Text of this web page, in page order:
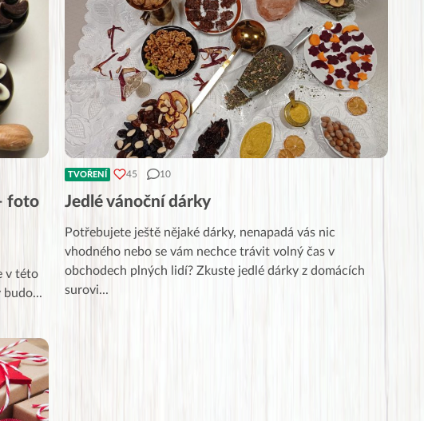
foto
v této
budo...
TVOŘENÍ 45 10
Jedlé vánoční dárky
Potřebujete ještě nějaké dárky, nenapadá vás nic
vhodného nebo se vám nechce trávit volný čas v
obchodech plných lidí? Zkuste jedlé dárky z domácích
surovi...